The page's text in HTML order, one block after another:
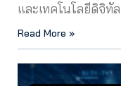
และเทคโนโลยีดิจิทัล
Read More »